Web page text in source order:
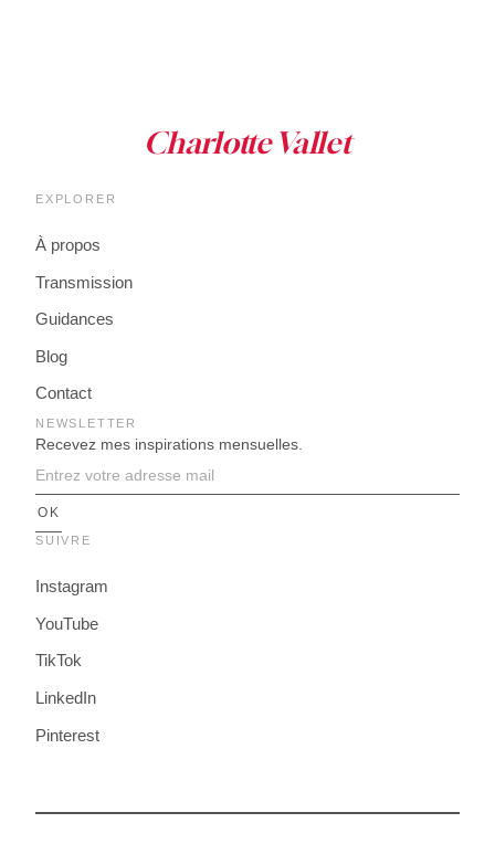
EXPLORER
À propos
Transmission
Guidances
Blog
Contact
NEWSLETTER
Recevez mes inspirations mensuelles.
SUIVRE
Instagram
YouTube
TikTok
LinkedIn
Pinterest